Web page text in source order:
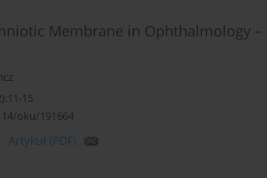
Membrane in Ophthalmology
15
oku/191664
Artykuł (PDF)